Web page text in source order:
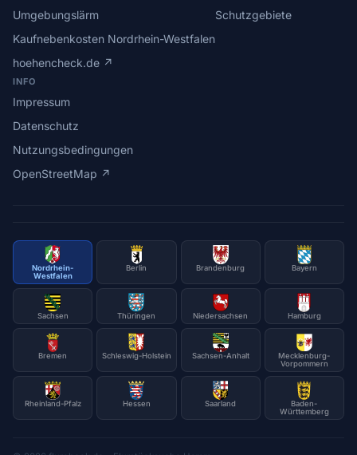
Umgebungslärm
Kaufnebenkosten Nordrhein-Westfalen
hoehencheck.de ↗
Schutzgebiete
INFO
Impressum
Datenschutz
Nutzungsbedingungen
OpenStreetMap ↗
Nordrhein-
Westfalen
Berlin Brandenburg Bayern
Sachsen Thüringen Niedersachsen Hamburg
Bremen Schleswig-Holstein Sachsen-Anhalt
Mecklenburg-
Vorpommern
Rheinland-Pfalz Hessen Saarland
Baden-
Württemberg